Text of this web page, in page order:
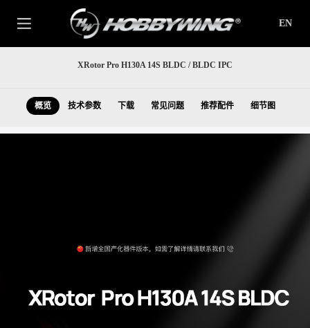
EN
XRotor Pro H130A 14S BLDC / BLDC IPC
概览 技术参数 下载 常见问题 推荐配件 细节图